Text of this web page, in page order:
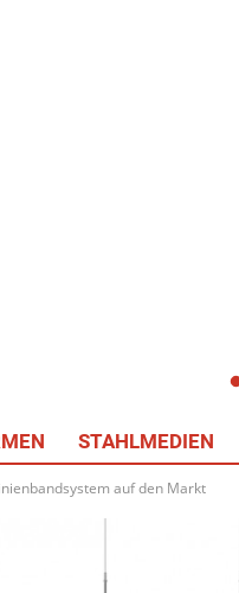
STAHLMEDIEN
auf den Markt